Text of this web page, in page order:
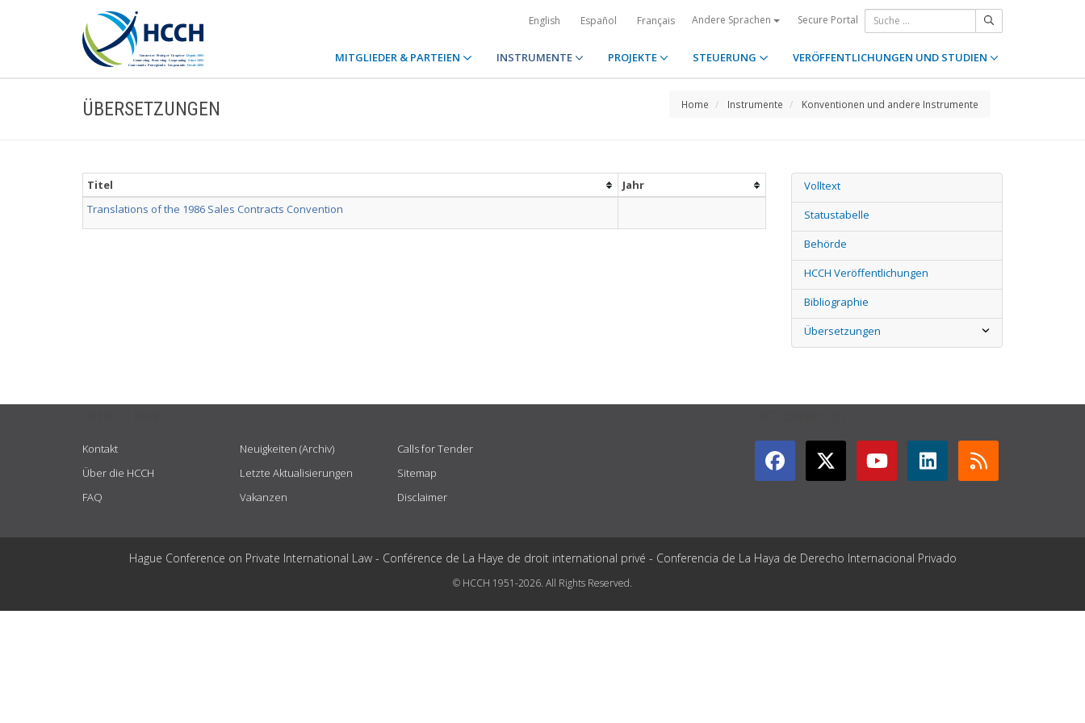
English Español Français Andere Sprachen Secure Portal
MITGLIEDER & PARTEIEN INSTRUMENTE PROJEKTE STEUERUNG VERÖFFENTLICHUNGEN UND STUDIEN
ÜBERSETZUNGEN Home Instrumente Konventionen und andere Instrumente
Titel
Jahr
Translations of the 1986 Sales Contracts Convention
Volltext
Statustabelle
Behörde
HCCH Veröffentlichungen
Bibliographie
Übersetzungen
Kontakt
Über die HCCH
FAQ
Neuigkeiten (Archiv)
Letzte Aktualisierungen
Vakanzen
Calls for Tender
Sitemap
Disclaimer
Hague Conference on Private International Law - Conférence de La Haye de droit international privé - Conferencia de La Haya de Derecho Internacional Privado
© HCCH 1951-2026. All Rights Reserved.